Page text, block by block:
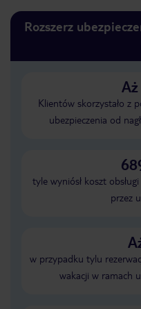
Rozszerz
Klientów skorzystało z
ubezpieczenia od
tyle wyniósł koszt
przez
w przypadku tylu
wakacji w ramach